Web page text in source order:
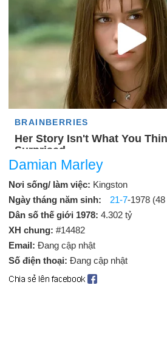
Damian Marley
Nơi sống/ làm việc: Kingston
Ngày tháng năm sinh:
21-7-1978 (48
Dân số thế giới 1978: 4.302 tỷ
XH chung: #14482
Email: Đang cập nhật
Số điện thoại: Đang cập nhật